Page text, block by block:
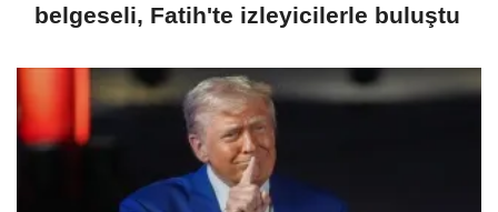
belgeseli, Fatih'te izleyicilerle buluştu